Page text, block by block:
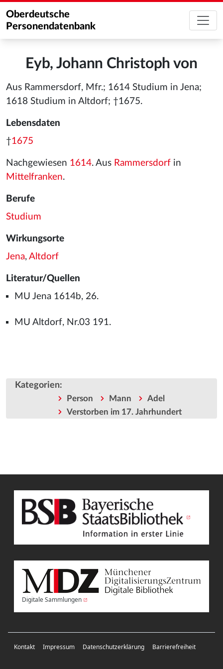
Oberdeutsche
Personendatenbank
Eyb, Johann Christoph von
Aus Rammersdorf, Mfr.; 1614 Studium in Jena;
1618 Studium in Altdorf; †1675.
Lebensdaten
†1675
Nachgewiesen 1614. Aus Rammersdorf in
Mittelfranken.
Berufe
Studium
Wirkungsorte
Jena, Altdorf
Literatur/Quellen
MU Jena 1614b, 26.
MU Altdorf, Nr.03 191.
Kategorien:
Person Mann
Adel
Verstorben im 17. Jahrhundert
Digitale Sammlungen
Kontakt Impressum Datenschutzerklärung Barrierefreiheit